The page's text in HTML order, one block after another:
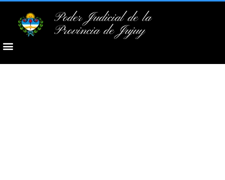
Poder Judicial de la
Provincia de Jujuy